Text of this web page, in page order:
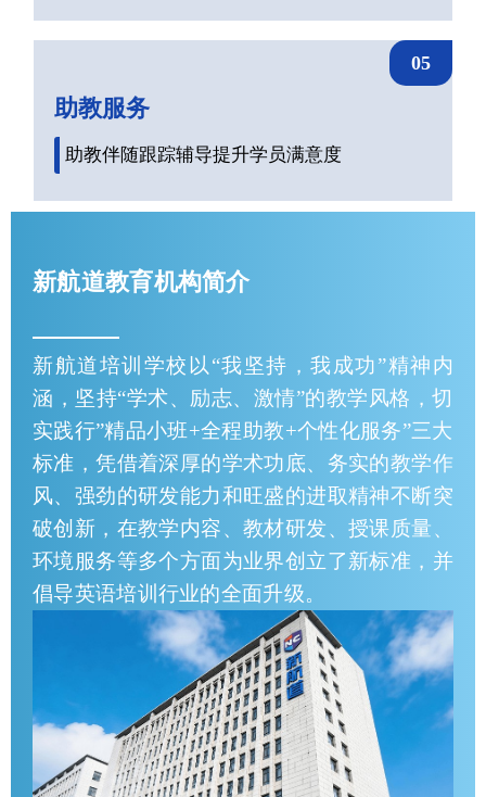
05
助教服务
助教伴随跟踪辅导提升学员满意度
新航道教育机构简介
新航道培训学校以“我坚持，我成功”精神内
涵，坚持“学术、励志、激情”的教学风格，切
实践行”精品小班+全程助教+个性化服务”三大
标准，凭借着深厚的学术功底、务实的教学作
风、强劲的研发能力和旺盛的进取精神不断突
破创新，在教学内容、教材研发、授课质量、
环境服务等多个方面为业界创立了新标准，并
倡导英语培训行业的全面升级。